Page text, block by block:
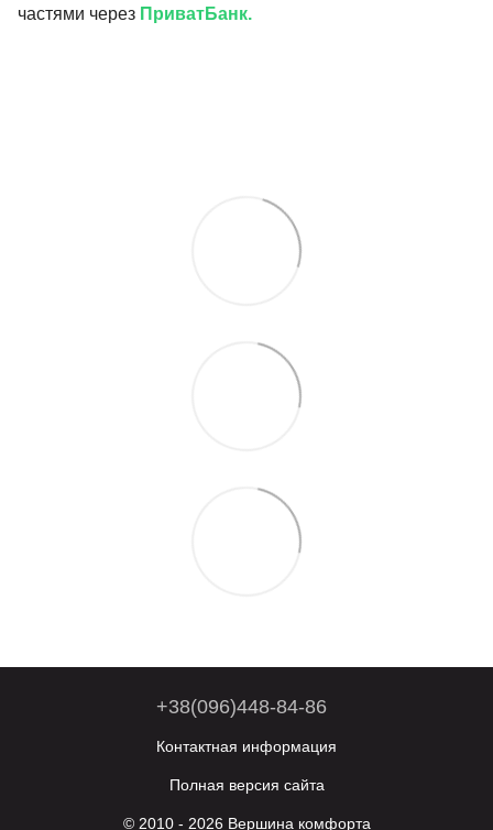
частями через ПриватБанк.
+38(096)448-84-86
Контактная информация
Полная версия сайта
© 2010 - 2026 Вершина комфорта